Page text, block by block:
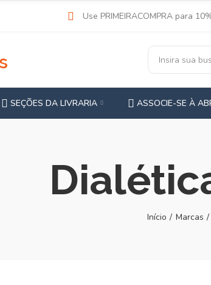
Use PRIMEIRACOMPRA para
SEÇÕES DA LIVRARIA ASSOCIE-SE À
Início Marcas